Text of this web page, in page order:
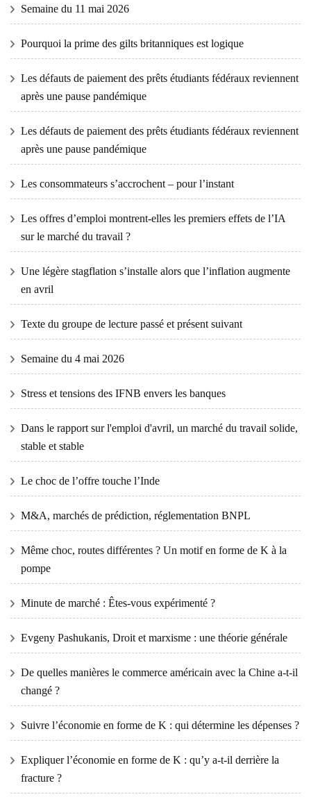
Semaine du 11 mai 2026
Pourquoi la prime des gilts britanniques est logique
Les défauts de paiement des prêts étudiants fédéraux reviennent
après une pause pandémique
Les défauts de paiement des prêts étudiants fédéraux reviennent
après une pause pandémique
Les consommateurs s’accrochent – ​​pour l’instant
Les offres d’emploi montrent-elles les premiers effets de l’IA
sur le marché du travail ?
Une légère stagflation s’installe alors que l’inflation augmente
en avril
Texte du groupe de lecture passé et présent suivant
Semaine du 4 mai 2026
Stress et tensions des IFNB envers les banques
Dans le rapport sur l'emploi d'avril, un marché du travail solide,
stable et stable
Le choc de l’offre touche l’Inde
M&A, marchés de prédiction, réglementation BNPL
Même choc, routes différentes ? Un motif en forme de K à la
pompe
Minute de marché : Êtes-vous expérimenté ?
Evgeny Pashukanis, Droit et marxisme : une théorie générale
De quelles manières le commerce américain avec la Chine a-t-il
changé ?
Suivre l’économie en forme de K : qui détermine les dépenses ?
Expliquer l’économie en forme de K : qu’y a-t-il derrière la
fracture ?